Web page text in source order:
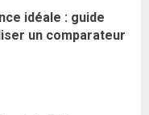
idéale : guide
un comparateur